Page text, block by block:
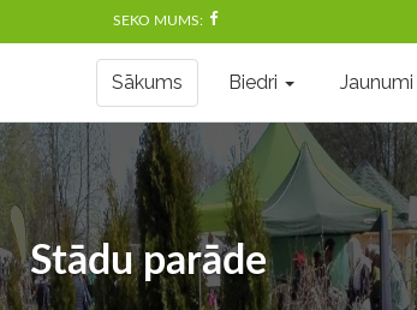
SEKO MUMS:
Sākums Biedri Jaunumi
Stādu parāde